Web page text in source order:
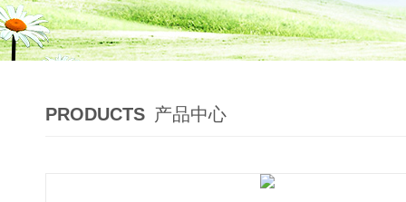
PRODUCTS 产品中心